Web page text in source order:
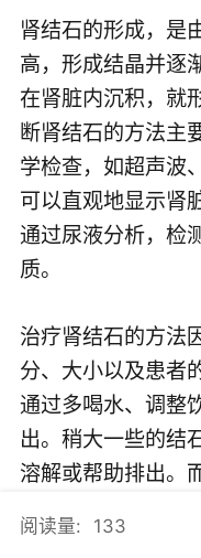
肾结石的形成，是
高，形成结晶并逐
在肾脏内沉积，就
断肾结石的方法主
学检查，如超声波
可以直观地显示肾
通过尿液分析，检
质。
治疗肾结石的方法
分、大小以及患者
通过多喝水、调整
出。稍大一些的结
溶解或帮助排出。
出的结石，医生通
术或手术取石等治
阅读量: 133